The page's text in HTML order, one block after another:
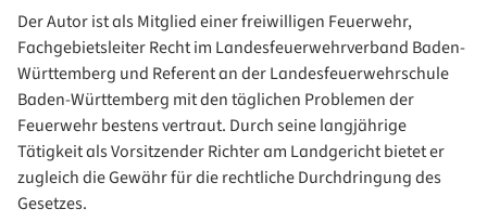
Der Autor ist als Mitglied einer freiwilligen Feuerwehr,
Fachgebietsleiter Recht im Landesfeuerwehrverband Baden-
Württemberg und Referent an der Landesfeuerwehrschule
Baden-Württemberg mit den täglichen Problemen der
Feuerwehr bestens vertraut. Durch seine langjährige
Tätigkeit als Vorsitzender Richter am Landgericht bietet er
zugleich die Gewähr für die rechtliche Durchdringung des
Gesetzes.